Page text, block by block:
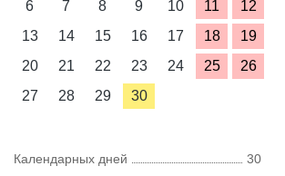
6
7 8 9 10 11
12
13
14 15 16 17 18
19
20
21 22 23 24 25
26
27
28 29 30
Календарных дней
30